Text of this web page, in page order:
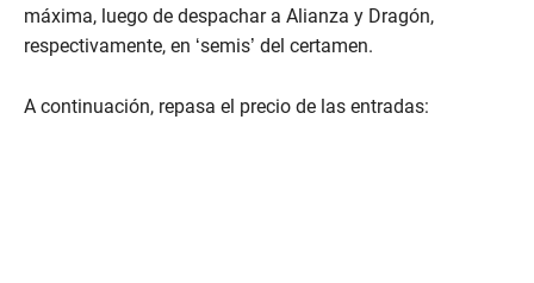
máxima, luego de despachar a Alianza y Dragón,
respectivamente, en ‘semis’ del certamen.
A continuación, repasa el precio de las entradas: